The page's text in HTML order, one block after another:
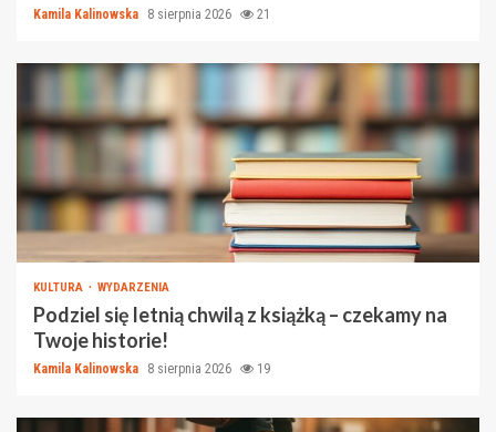
Kamila Kalinowska 8 sierpnia 2026 21
KULTURA WYDARZENIA
Podziel się letnią chwilą z książką – czekamy na
Twoje historie!
Kamila Kalinowska 8 sierpnia 2026 19